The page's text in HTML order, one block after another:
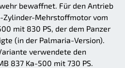
bewaffnet. Für den Antrieb
Zylinder-Mehrstoffmotor vom
mit 830 PS, der dem Panzer
(in der Palmaria-Version).
verwendete den
837 Ka-500 mit 730 PS.